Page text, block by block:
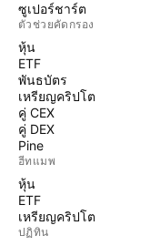
ซูเปอร์ชาร์ต
ตัวช่วยคัดกรอง
หุ้น
ETF
พันธบัตร
เหรียญคริปโต
คู่ CEX
คู่ DEX
Pine
ฮีทแมพ
หุ้น
ETF
เหรียญคริปโต
ปฏิทิน